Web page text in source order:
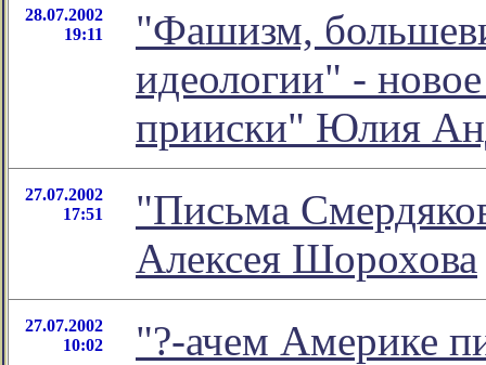
28.07.2002
19:11
"Фашизм,
идеологии" -
прииски" Юлия
27.07.2002
17:51
"Письма
Алексея Шорохова
27.07.2002
10:02
"?-ачем Америке